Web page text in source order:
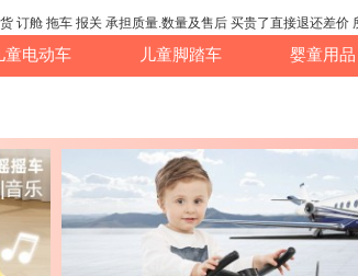
订舱 拖车 报关 承担质量.数量及售后 买贵了直接退还差价
童电动车 儿童脚踏车 婴童用品